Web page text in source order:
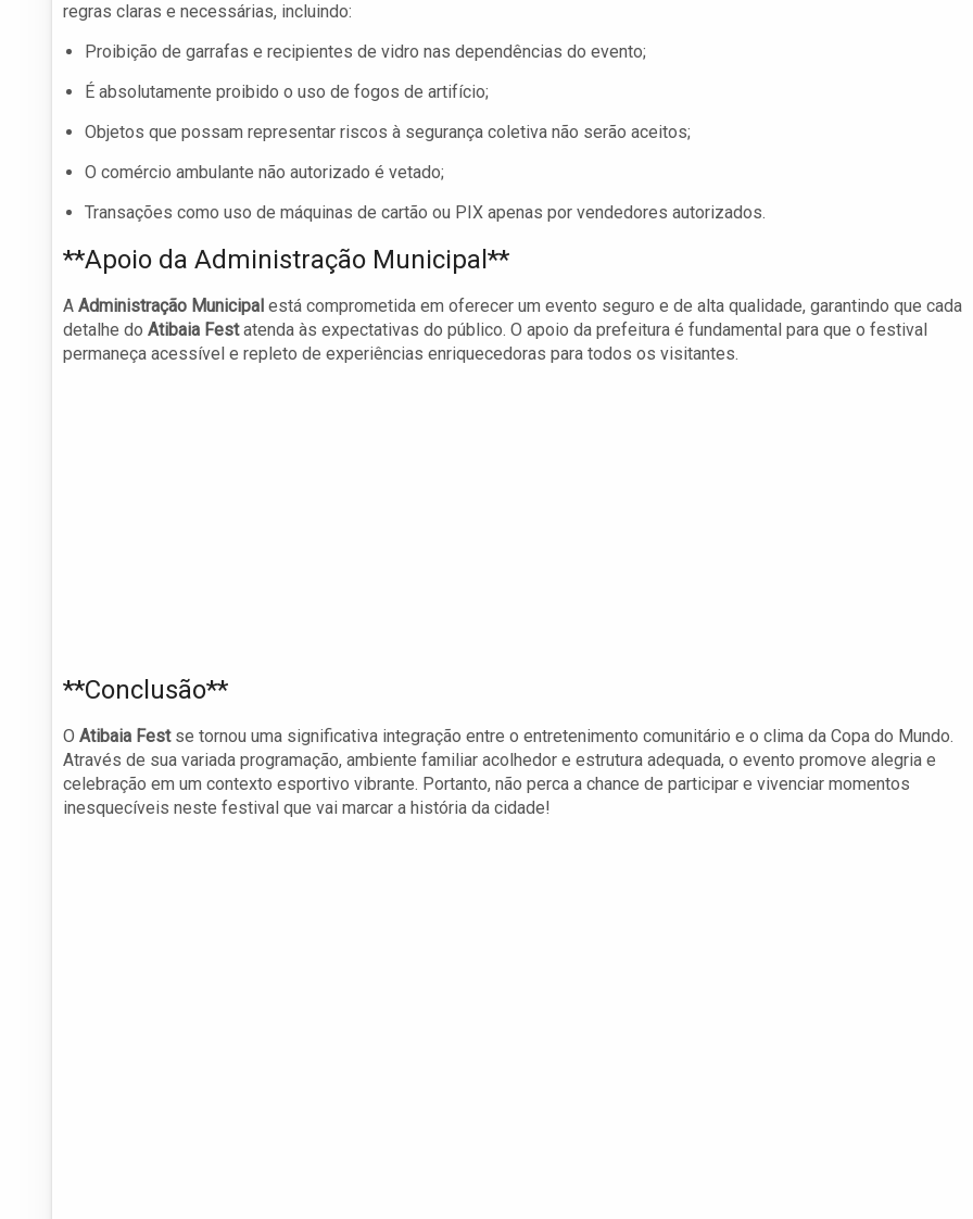
regras claras e necessárias, incluindo:
Proibição de garrafas e recipientes de vidro nas dependências do evento;
É absolutamente proibido o uso de fogos de artifício;
Objetos que possam representar riscos à segurança coletiva não serão aceitos;
O comércio ambulante não autorizado é vetado;
Transações como uso de máquinas de cartão ou PIX apenas por vendedores autorizados.
**Apoio da Administração Municipal**
A Administração Municipal está comprometida em oferecer um evento seguro e de alta qualidade, garantindo que cada
detalhe do Atibaia Festatenda às expectativas do público. O apoio da prefeitura é fundamental para que o festival
permaneça acessível e repleto de experiências enriquecedoras para todos os visitantes.
**Conclusão**
O Atibaia Festse tornou uma significativa integração entre o entretenimento comunitário e o clima da Copa do Mundo.
Através de sua variada programação, ambiente familiar acolhedor e estrutura adequada, o evento promove alegria e
celebração em um contexto esportivo vibrante. Portanto, não perca a chance de participar e vivenciar momentos
inesquecíveis neste festival que vai marcar a história da cidade!